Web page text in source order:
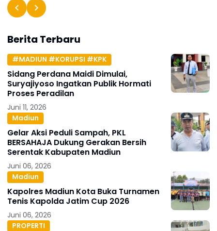
Berita Terbaru
#MADIUN #KORUPSI #KPK
Sidang Perdana Maidi Dimulai,
Suryajiyoso Ingatkan Publik Hormati
Proses Peradilan
Juni 11, 2026
Madiun
Gelar Aksi Peduli Sampah, PKL
BERSAHAJA Dukung Gerakan Bersih
Serentak Kabupaten Madiun
Juni 06, 2026
Madiun
Kapolres Madiun Kota Buka Turnamen
Tenis Kapolda Jatim Cup 2026
Juni 06, 2026
PROPERTI